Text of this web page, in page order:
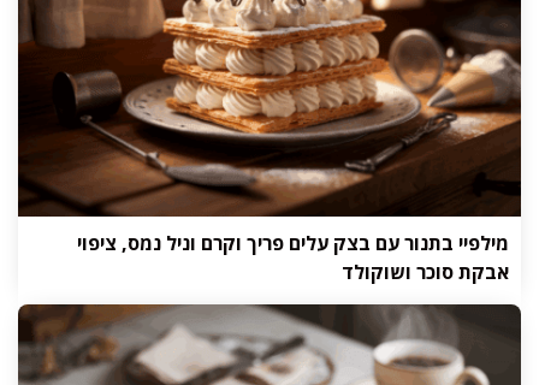
מילפיי בתנור עם בצק עלים פריך וקרם וניל נמס, ציפוי
אבקת סוכר ושוקולד